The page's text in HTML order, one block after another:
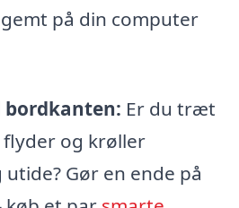
på din computer
bordkanten: Er du træt
og krøller
Gør en ende på